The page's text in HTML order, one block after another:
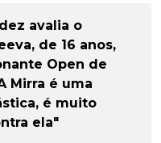
avalia o
de 16 anos,
Open de
Mirra é uma
é muito
ela"